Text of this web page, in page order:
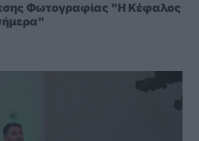
Φωτογραφίας "Η Κέφαλος